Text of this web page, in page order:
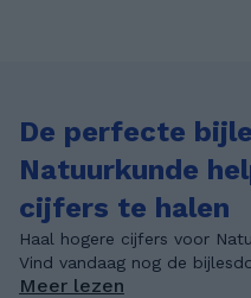
De perfecte
Natuurkunde
cijfers te halen
Haal hogere cijfers voor
Vind vandaag nog de
Meer lezen